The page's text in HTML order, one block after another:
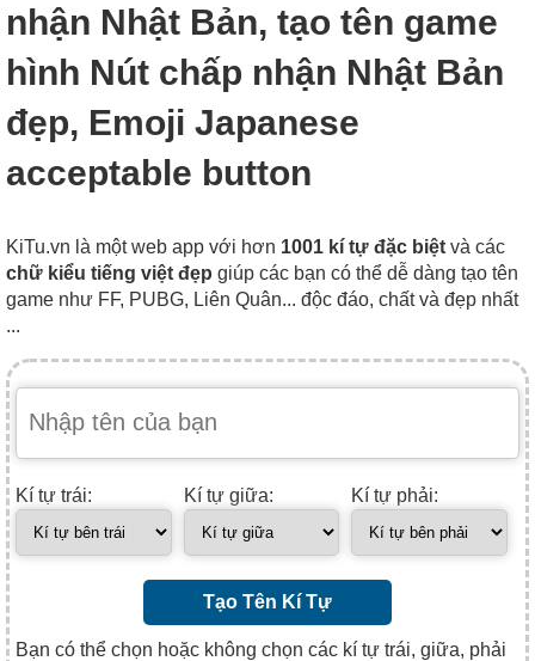
nhận Nhật Bản, tạo tên game
hình Nút chấp nhận Nhật Bản
đẹp, Emoji Japanese
acceptable button
KiTu.vn là một web app với hơn 1001 kí tự đặc biệt và các
chữ kiểu tiếng việt đẹp giúp các bạn có thể dễ dàng tạo tên
game như FF, PUBG, Liên Quân... độc đáo, chất và đẹp nhất
...
Kí tự trái: Kí tự giữa: Kí tự phải:
Tạo Tên Kí Tự
Bạn có thể chọn hoặc không chọn các kí tự trái, giữa, phải